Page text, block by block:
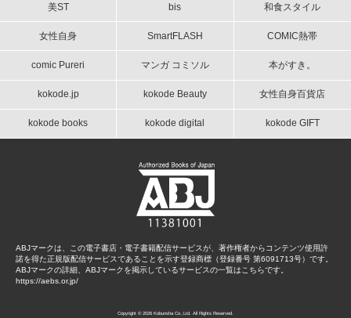
美ST bis 和食スタイル
女性自身 SmartFLASH COMIC熱帯
comic Pureri マンガ コミソル 本がすき。
kokode.jp kokode Beauty 女性自身百貨店
kokode books kokode digital kokode GIFT
ABJマークは、この電子書店・電子書籍配信サービスが、著作権者からコンテンツ使用許
諾を得た正規版配信サービスであることを示す登録商標（登録番号 第6091713号）です。
ABJマークの詳細、ABJマークを掲示しているサービスの一覧はこちらです。
https://aebs.or.jp/
Copyright © 2026 Kobunsha Co.,Ltd. All Rights Reserved.